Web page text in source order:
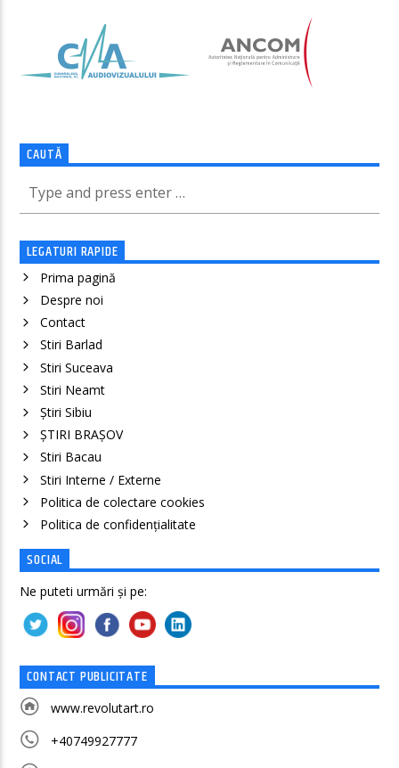
CAUTĂ
LEGATURI RAPIDE
Prima pagină
Despre noi
Contact
Stiri Barlad
Stiri Suceava
Stiri Neamt
Știri Sibiu
ȘTIRI BRAȘOV
Stiri Bacau
Stiri Interne / Externe
Politica de colectare cookies
Politica de confidenţialitate
SOCIAL
Ne puteti urmări și pe:
CONTACT PUBLICITATE
www.revolutart.ro
+40749927777